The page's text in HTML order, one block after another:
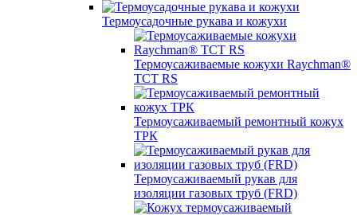
Термоусадочные рукава и кожухи
Термоусаживаемые кожухи Raychman®
TCT RS
Термоусаживаемый ремонтный кожух
ТРК
Термоусаживаемый рукав для
изоляции газовых труб (FRD)